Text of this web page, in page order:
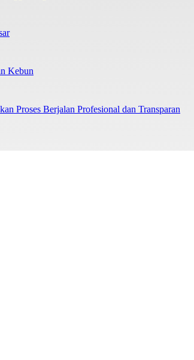
Kebun
Proses Berjalan Profesional dan Transparan